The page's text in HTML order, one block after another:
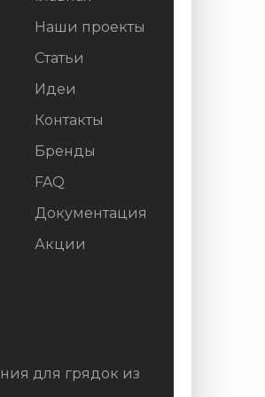
Наши проекты
Статьи
Идеи
Контакты
Бренды
FAQ
Документация
Акции
для грядок из